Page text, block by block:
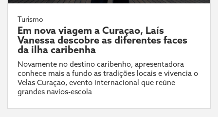
Turismo
Em nova viagem a Curaçao, Laís
Vanessa descobre as diferentes faces
da ilha caribenha
Novamente no destino caribenho, apresentadora
conhece mais a fundo as tradições locais e vivencia o
Velas Curaçao, evento internacional que reúne
grandes navios-escola